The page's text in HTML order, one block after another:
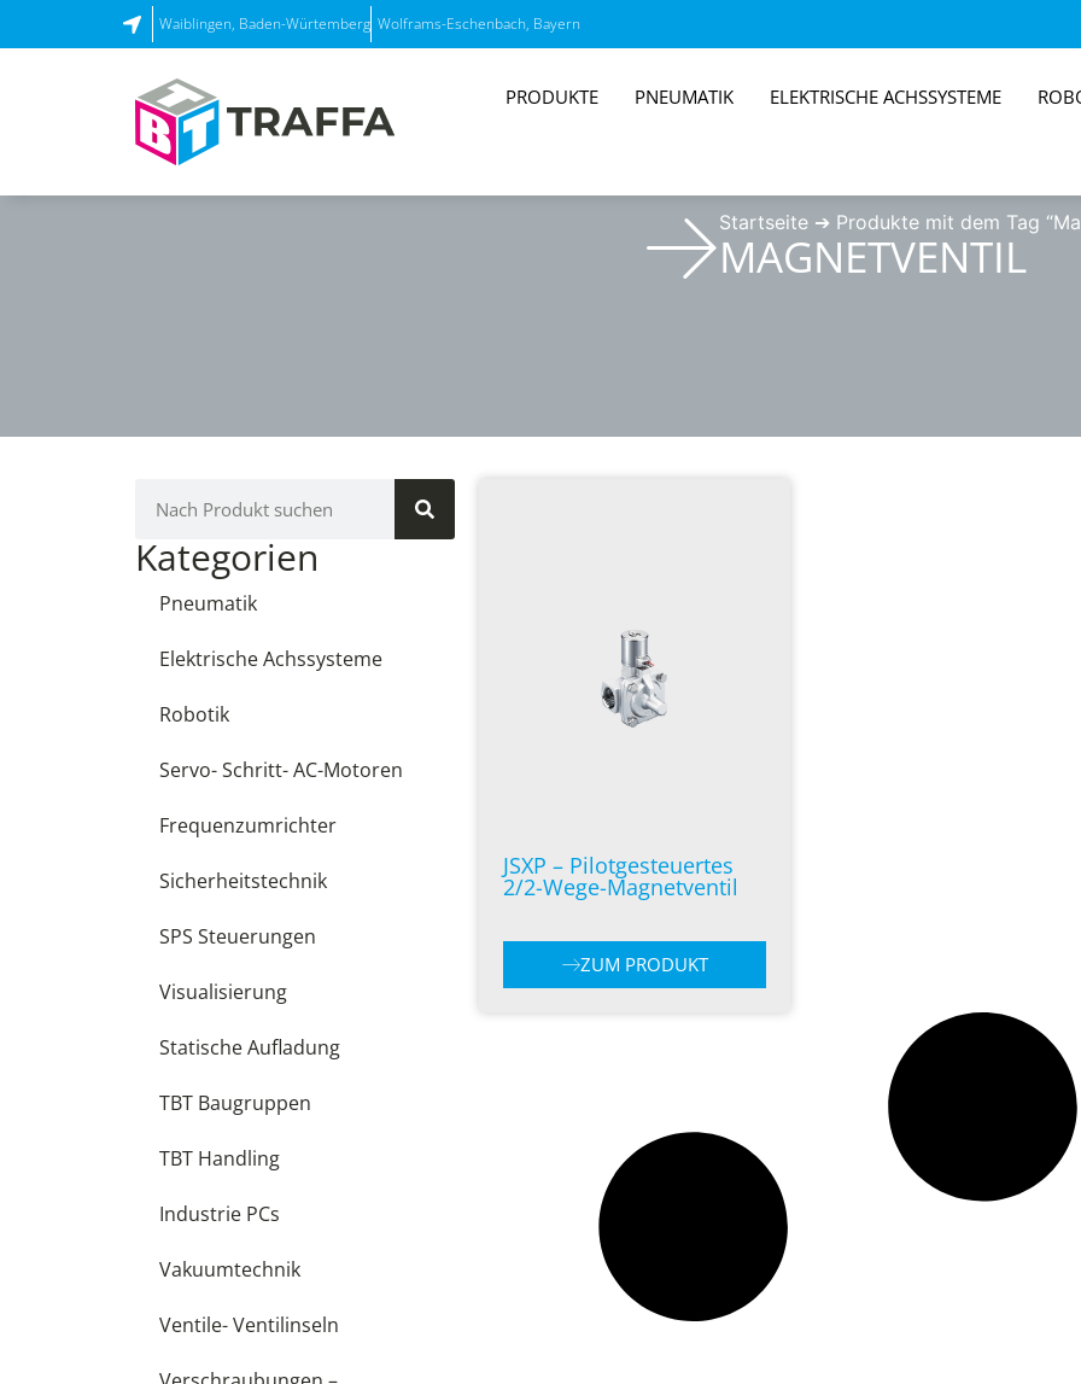
Waiblingen, Baden-Würtemberg Wolframs-Eschenbach, Bayern
PRODUKTE PNEUMATIK ELEKTRISCHE ACHSSYSTEME
Startseite➔ Produkte mit dem Tag
MAGNETVENTIL
Kategorien
Pneumatik
Elektrische Achssysteme
Robotik
Servo- Schritt- AC-Motoren
Frequenzumrichter
Sicherheitstechnik
SPS Steuerungen
Visualisierung
Statische Aufladung
TBT Baugruppen
TBT Handling
Industrie PCs
Vakuumtechnik
Ventile- Ventilinseln
JSXP – Pilotgesteuertes
2/2-Wege-Magnetventil
ZUM PRODUKT